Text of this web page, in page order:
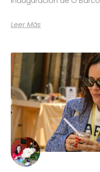
Leer Más